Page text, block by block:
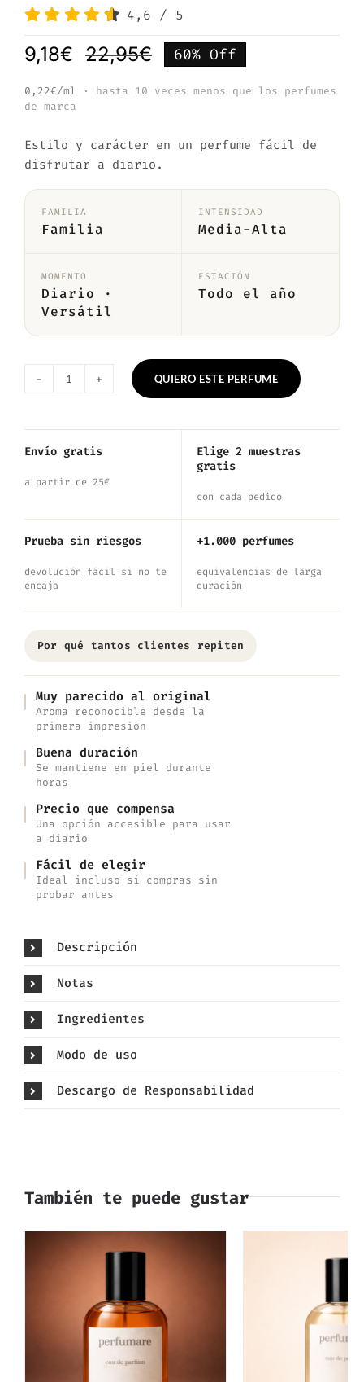
4,6 / 5
22,95€El
precio
22,95€.
9,18€
El
precio
9,18€.
60% Off
0,22€/ml
· hasta 10 veces menos que los perfumes
de marca
Estilo y carácter en un perfume fácil de
disfrutar a diario.
FAMILIA
Familia
INTENSIDAD
Media-Alta
MOMENTO
Diario ·
Versátil
ESTACIÓN
Todo el año
Inspirado
joop!
cantidad
QUIERO ESTE PERFUME
Envío gratis
a partir de 25€
Elige 2 muestras
gratis
con cada pedido
Prueba sin riesgos
devolución fácil si no te
encaja
+1.000 perfumes
equivalencias de larga
duración
Por qué tantos clientes repiten
Muy parecido al original
Aroma reconocible desde la
primera impresión
Buena duración
Se mantiene en piel durante
horas
Precio que compensa
Una opción accesible para usar
a diario
Fácil de elegir
Ideal incluso si compras sin
probar antes
Descripción
Notas
Ingredientes
Modo de uso
Descargo de Responsabilidad
También te puede gustar